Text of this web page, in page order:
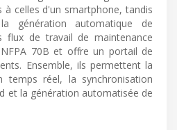
celles d'un smartphone, tandis
génération automatique de
flux de travail de maintenance
70B et offre un portail de
Ensemble, ils permettent la
temps réel, la synchronisation
et la génération automatisée de